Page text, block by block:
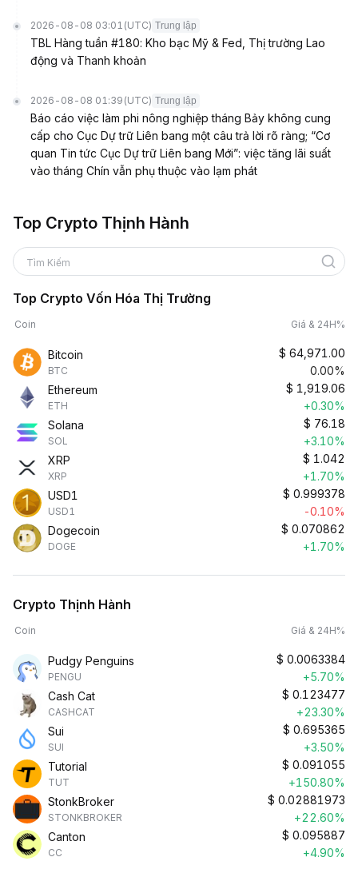
2026-08-08 03:01 (UTC) Trung lập
TBL Hàng tuần #180: Kho bạc Mỹ & Fed, Thị trường Lao
động và Thanh khoản
2026-08-08 01:39 (UTC) Trung lập
Báo cáo việc làm phi nông nghiệp tháng Bảy không cung
cấp cho Cục Dự trữ Liên bang một câu trả lời rõ ràng; “Cơ
quan Tin tức Cục Dự trữ Liên bang Mới”: việc tăng lãi suất
vào tháng Chín vẫn phụ thuộc vào lạm phát
Top Crypto Thịnh Hành
Tìm Kiếm
Top Crypto Vốn Hóa Thị Trường
Coin Giá & 24H%
Bitcoin
BTC
$ 64,971.00
0.00%
Ethereum
ETH
$ 1,919.06
+0.30%
Solana
SOL
$ 76.18
+3.10%
XRP
XRP
$ 1.042
+1.70%
USD1
USD1
$ 0.999378
-0.10%
Dogecoin
DOGE
$ 0.070862
+1.70%
Crypto Thịnh Hành
Coin Giá & 24H%
Pudgy Penguins
PENGU
$ 0.0063384
+5.70%
Cash Cat
CASHCAT
$ 0.123477
+23.30%
Sui
SUI
$ 0.695365
+3.50%
Tutorial
TUT
$ 0.091055
+150.80%
StonkBroker
STONKBROKER
$ 0.02881973
+22.60%
Canton
CC
$ 0.095887
+4.90%